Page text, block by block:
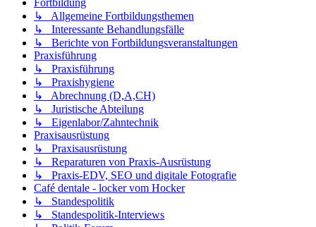
↳ Allgemeine Fortbildungsthemen
↳ Interessante Behandlungsfälle
↳ Berichte von Fortbildungsveranstaltungen
Praxisführung
↳ Praxisführung
↳ Praxishygiene
↳ Abrechnung (D,A,CH)
↳ Juristische Abteilung
↳ Eigenlabor/Zahntechnik
Praxisausrüstung
↳ Praxisausrüstung
↳ Reparaturen von Praxis-Ausrüstung
↳ Praxis-EDV, SEO und digitale Fotografie
Café dentale - locker vom Hocker
↳ Standespolitik
↳ Standespolitik-Interviews